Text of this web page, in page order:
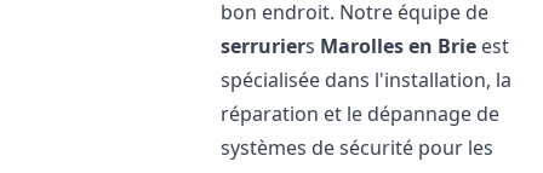
bon endroit. Notre équipe de
serruriers Marolles en Brie est
spécialisée dans l'installation, la
réparation et le dépannage de
systèmes de sécurité pour les